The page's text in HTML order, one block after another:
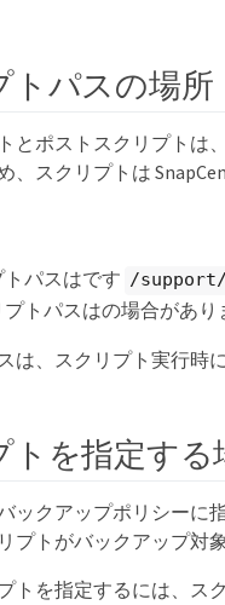
トパスの場所
とポストスクリプトは
、スクリプトは
パスはです /
トパスはの場合があり
は、スクリプト実行時
トを指定する
ックアップポリシーに
プトがバックアップ対
トを指定するには、ス